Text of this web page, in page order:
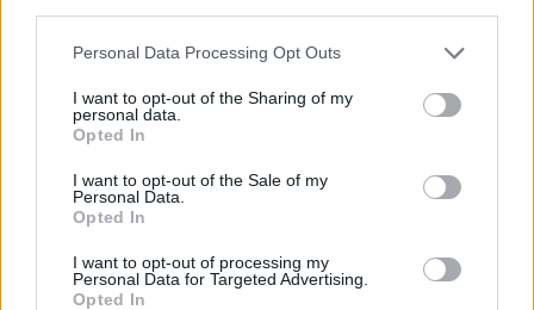
negar su consentimiento. Tenga en cuenta que algún
de su consentimiento, pero usted tiene el derecho de
rechazar tal procesamiento. Sus preferencias se aplicarán
cualquier momento entrando de nuevo en este sitio web o
visitando nuestra política de privacidad.
Personal Data Processing Opt Outs
I want to opt-out of the Sharing of my
personal data.
Opted In
I want to opt-out of the Sale of my
Personal Data.
Opted In
I want to opt-out of processing my
Personal Data for Targeted Advertising.
Opted In